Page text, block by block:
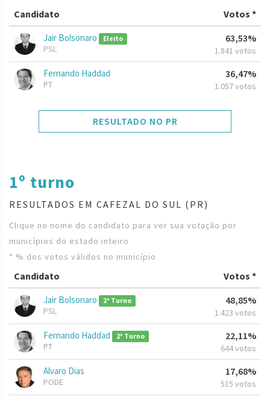
Candidato Votos *
Jair Bolsonaro Eleito
PSL
63,53%
1.841 votos
Fernando Haddad
PT
36,47%
1.057 votos
RESULTADO NO PR
1º turno
RESULTADOS EM CAFEZAL DO SUL (PR)
Clique no nome do candidato para ver sua votação por
municípios do estado inteiro
* % dos votos válidos no município
Candidato Votos *
Jair Bolsonaro 2º Turno
PSL
48,85%
1.423 votos
Fernando Haddad 2º Turno
PT
22,11%
644 votos
Alvaro Dias
PODE
17,68%
515 votos